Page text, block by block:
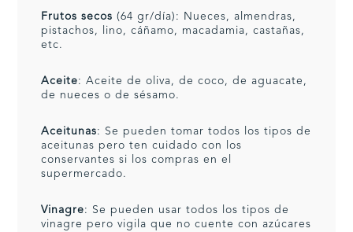
Frutos secos (64 gr/día): Nueces, almendras,
pistachos, lino, cáñamo, macadamia, castañas,
etc.
Aceite: Aceite de oliva, de coco, de aguacate,
de nueces o de sésamo.
Aceitunas: Se pueden tomar todos los tipos de
aceitunas pero ten cuidado con los
conservantes si los compras en el
supermercado.
Vinagre: Se pueden usar todos los tipos de
vinagre pero vigila que no cuente con azúcares